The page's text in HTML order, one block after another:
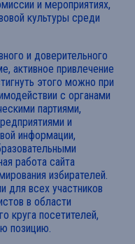
и мероприятиях,
культуры среди
и доверительного
активное привлечение
этого можно при
с органами
партиями,
и
информации,
работа сайта
избирателей.
для всех участников
в области
круга посетителей,
позицию.